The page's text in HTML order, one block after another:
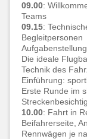
09.00:
Teams
09.15:
Begleitpersonen
Die ideale
Technik des
Einführung:
Erste Runde im
10.00: Fahrt in
Beifahrerseite,
Rennwägen je